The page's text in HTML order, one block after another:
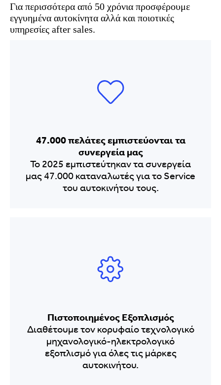
Για περισσότερα από 50 χρόνια προσφέρουμε
εγγυημένα αυτοκίνητα αλλά και ποιοτικές
υπηρεσίες after sales.
47.000 πελάτες εμπιστεύονται τα
συνεργεία μας
Το 2025 εμπιστεύτηκαν τα συνεργεία
μας 47.000 καταναλωτές για το Service
του αυτοκινήτου τους.
Πιστοποιημένος Εξοπλισμός
Διαθέτουμε τον κορυφαίο τεχνολογικό
μηχανολογικό-ηλεκτρολογικό
εξοπλισμό για όλες τις μάρκες
αυτοκινήτου.